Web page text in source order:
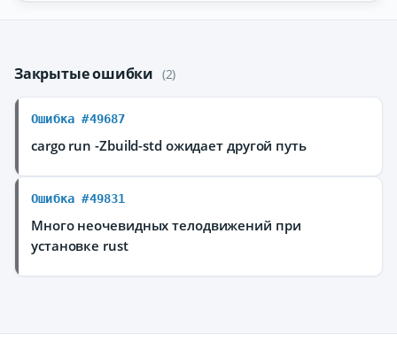
Закрытые ошибки (2)
Ошибка #49687
cargo run -Zbuild-std ожидает другой путь
Ошибка #49831
Много неочевидных телодвижений при
установке rust